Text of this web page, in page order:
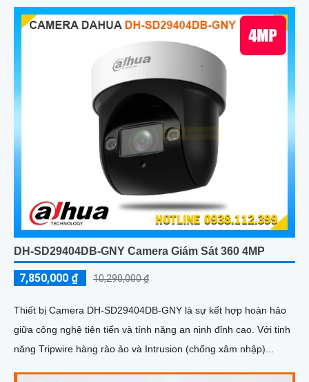
DH-SD29404DB-GNY Camera Giám Sát 360 4MP
7,850,000 ₫ 10,290,000 ₫
Thiết bị Camera DH-SD29404DB-GNY là sự kết hợp hoàn hảo
giữa công nghệ tiên tiến và tính năng an ninh đỉnh cao. Với tinh
năng Tripwire hàng rào ảo và Intrusion (chống xâm nhập)...